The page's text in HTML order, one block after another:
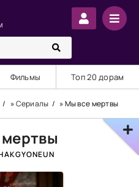
Фильмы Топ 20 дорам
»Сериалы » Мы все мертвы